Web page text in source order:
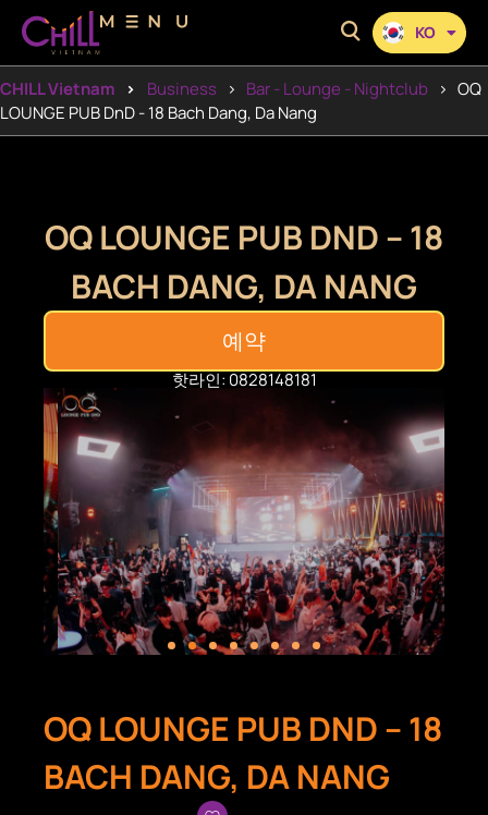
KO
EN
CHILL Vietnam Business Bar - Lounge - Nightclub
OQ
LOUNGE PUB DnD - 18 Bach Dang, Da Nang
OQ LOUNGE PUB DND – 18
BACH DANG, DA NANG
OQ LOUNGE PUB DND – 18
BACH DANG, DA NANG
예약
핫라인: 0828148181